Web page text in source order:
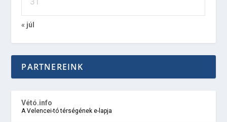
« júl
PARTNEREINK
Vétó.info
A Velencei-tó térségének e-lapja